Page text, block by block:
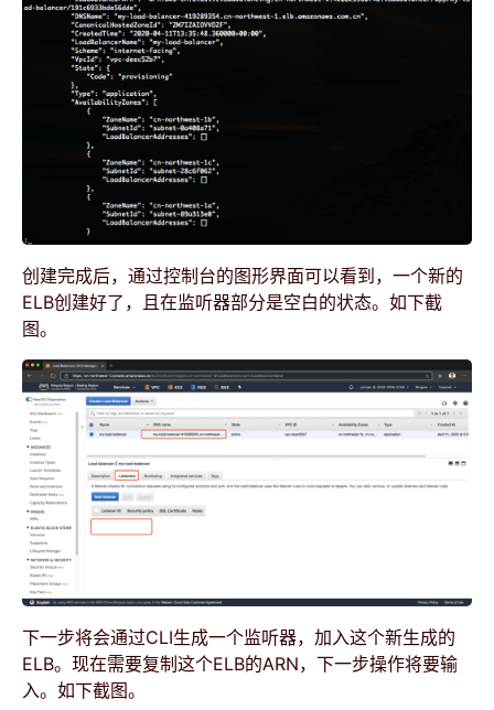
创建完成后，通过控制台的图形界面可以看到，一个新的
ELB创建好了，且在监听器部分是空白的状态。如下截
图。
下一步将会通过CLI生成一个监听器，加入这个新生成的
ELB。现在需要复制这个ELB的ARN，下一步操作将要输
入。如下截图。